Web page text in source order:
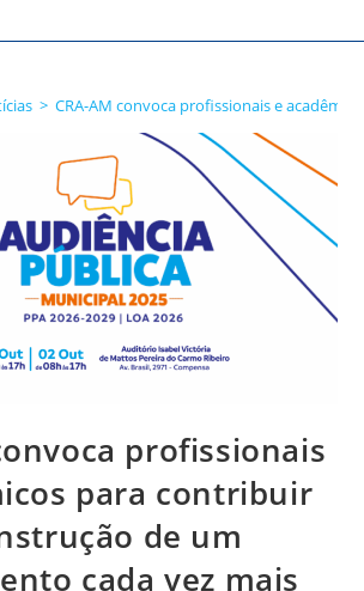
> CRA-AM convoca profissionais e
profissionais
para contribuir
de um
cada vez mais